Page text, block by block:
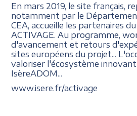
En mars 2019, le site français,
notamment par le
CEA, accueille les partenaires
ACTIVAGE. Au programme,
d'avancement et retours
sites européens du projet...
valoriser l'écosystème innovant
IsèreADOM...
www.isere.fr/activage